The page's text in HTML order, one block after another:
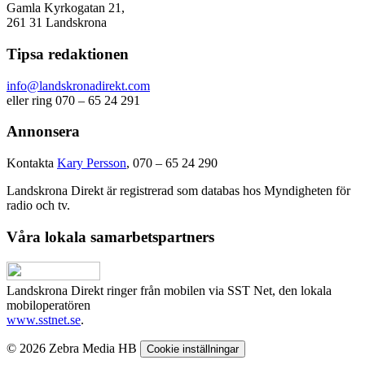
Gamla Kyrkogatan 21,
261 31 Landskrona
Tipsa redaktionen
info@landskronadirekt.com
eller ring 070 – 65 24 291
Annonsera
Kontakta Kary Persson, 070 – 65 24 290
Landskrona Direkt är registrerad som databas hos Myndigheten för
radio och tv.
Våra lokala samarbetspartners
Landskrona Direkt ringer från mobilen via SST Net, den lokala
mobiloperatören
www.sstnet.se.
© 2026 Zebra Media HB Cookie inställningar